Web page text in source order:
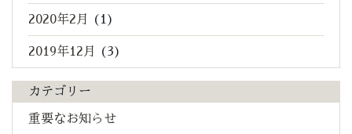
2020年2月 (1)
2019年12月 (3)
カテゴリー
重要なお知らせ